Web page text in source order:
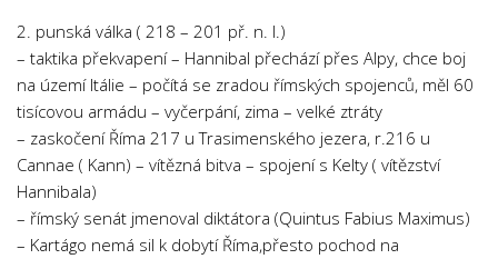
2. punská válka ( 218 – 201 př. n. l.)
– taktika překvapení – Hannibal přechází přes Alpy, chce boj
na území Itálie – počítá se zradou římských spojenců, měl 60
tisícovou armádu – vyčerpání, zima – velké ztráty
– zaskočení Říma 217 u Trasimenského jezera, r.216 u
Cannae ( Kann) – vítězná bitva – spojení s Kelty ( vítězství
Hannibala)
– římský senát jmenoval diktátora (Quintus Fabius Maximus)
– Kartágo nemá sil k dobytí Říma,přesto pochod na